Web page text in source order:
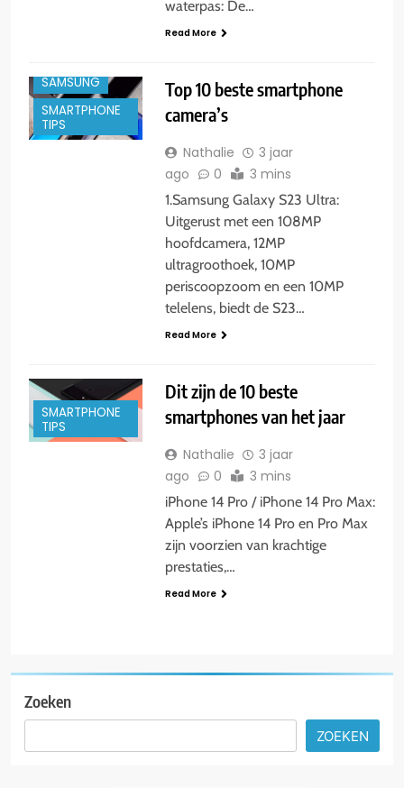
waterpas: De…
Read More
SAMSUNG
SMARTPHONE
TIPS
Top 10 beste smartphone
camera’s
Nathalie
3 jaar
ago
0 3 mins
1.Samsung Galaxy S23 Ultra:
Uitgerust met een 108MP
hoofdcamera, 12MP
ultragroothoek, 10MP
periscoopzoom en een 10MP
telelens, biedt de S23…
Read More
SMARTPHONE
TIPS
Dit zijn de 10 beste
smartphones van het jaar
Nathalie
3 jaar
ago
0 3 mins
iPhone 14 Pro / iPhone 14 Pro Max:
Apple’s iPhone 14 Pro en Pro Max
zijn voorzien van krachtige
prestaties,…
Read More
Zoeken
ZOEKEN